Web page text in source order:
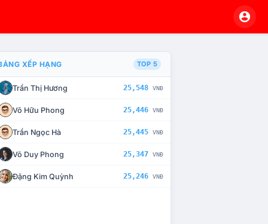
CHẾ TÀI XỬ LÝ VI PHẠM
XẾP HẠNG TOP 5
Trần Thị Hương 25,548 VNĐ
Võ Hữu Phong 25,446 VNĐ
Trần Ngọc Hà 25,445 VNĐ
Võ Duy Phong 25,347 VNĐ
Đặng Kim Quỳnh 25,246 VNĐ